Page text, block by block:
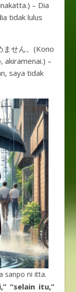
– Dia
tidak lulus
ません。(Kono
akiramenai.) –
saya tidak
sanpo ni itta.
“selain itu,”